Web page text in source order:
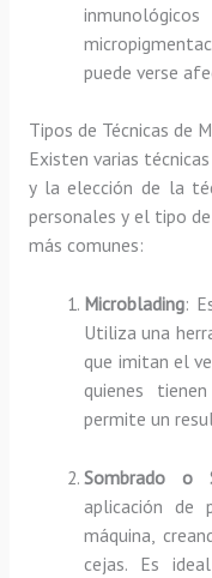
puede verse
Tipos de Técnicas de
Existen varias
y la elección de la
personales y el tipo
más comunes:
Microblading:
Utiliza una
que imitan el
quienes
permite un
Sombrado o
aplicación de
máquina,
cejas. Es